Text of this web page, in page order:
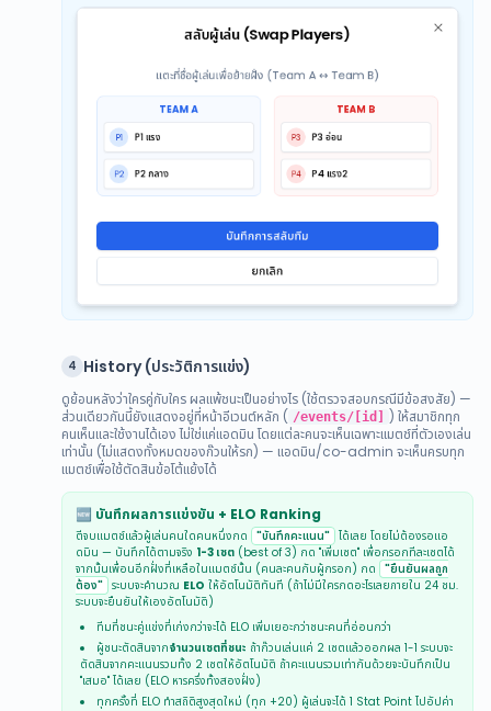
4 History (ประวัติการแข่ง)
ดูย้อนหลังว่าใครคู่กับใคร ผลแพ้ชนะเป็นอย่างไร (ใช้ตรวจสอบกรณีมีข้อสงสัย) —
ส่วนเดียวกันนี้ยังแสดงอยู่ที่หน้าอีเวนต์หลัก ( /events/[id]
) ให้สมาชิกทุก
คนเห็นและใช้งานได้เอง ไม่ใช่แค่แอดมิน โดยแต่ละคนจะเห็นเฉพาะแมตช์ที่ตัวเองเล่น
เท่านั้น (ไม่แสดงทั้งหมดของก๊วนให้รก) — แอดมิน/co-admin จะเห็นครบทุก
แมตช์เพื่อใช้ตัดสินข้อโต้แย้งได้
🆕 บันทึกผลการแข่งขัน + ELO Ranking
ตีจบแมตช์แล้วผู้เล่นคนใดคนหนึ่งกด "บันทึกคะแนน" ได้เลย โดยไม่ต้องรอแอ
ดมิน — บันทึกได้ตามจริง 1-3 เซต (best of 3) กด "เพิ่มเซต" เพื่อกรอกทีละเซตได้
จากนั้นเพื่อนอีกฝั่งที่เหลือในแมตช์นั้น (คนละคนกับผู้กรอก) กด "ยืนยันผลถูก
ต้อง" ระบบจะคำนวณ ELO ให้อัตโนมัติทันที (ถ้าไม่มีใครกดอะไรเลยภายใน 24 ชม.
ระบบจะยืนยันให้เองอัตโนมัติ)
ทีมที่ชนะคู่แข่งที่เก่งกว่าจะได้ ELO เพิ่มเยอะกว่าชนะคนที่อ่อนกว่า
ผู้ชนะตัดสินจากจำนวนเซตที่ชนะ ถ้าก๊วนเล่นแค่ 2 เซตแล้วออกผล 1-1 ระบบจะ
ตัดสินจากคะแนนรวมทั้ง 2 เซตให้อัตโนมัติ ถ้าคะแนนรวมเท่ากันด้วยจะบันทึกเป็น
"เสมอ" ได้เลย (ELO หารครึ่งทั้งสองฝั่ง)
ทุกครั้งที่ ELO ทำสถิติสูงสุดใหม่ (ทุก +20) ผู้เล่นจะได้ 1 Stat Point ไปอัปค่า